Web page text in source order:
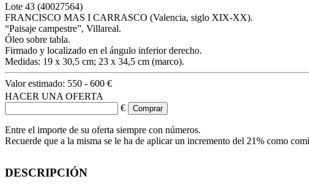
Lote 43 (40027564)
FRANCISCO MAS I CARRASCO (Valencia, siglo XIX-XX).
“Paisaje campestre”, Villareal.
Óleo sobre tabla.
Firmado y localizado en el ángulo inferior derecho.
Medidas: 19 x 30,5 cm; 23 x 34,5 cm (marco).
Valor estimado: 550 - 600 €
HACER UNA OFERTA
€
Entre el importe de su oferta siempre con números.
Recuerde que a la misma se le ha de aplicar un incremento del 21% como
DESCRIPCIÓN